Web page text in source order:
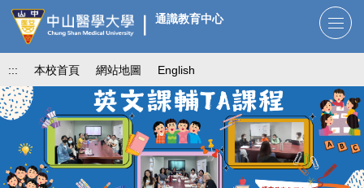
跳
到
主
要
內
容
通識教育中心
::: 本校首頁 網站地圖 English